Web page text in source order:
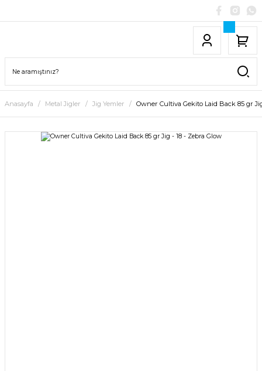
Anasayfa Metal Jigler Jig Yemler Owner Cultiva Gekito Laid Back 85 gr